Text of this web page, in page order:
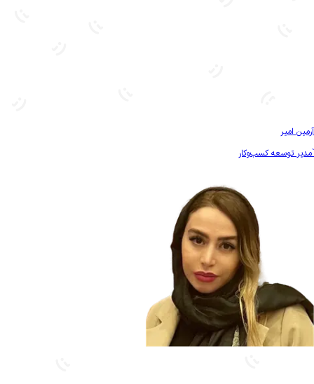
آرمین امیر
`مدیر توسعه کسب‌و‌کار